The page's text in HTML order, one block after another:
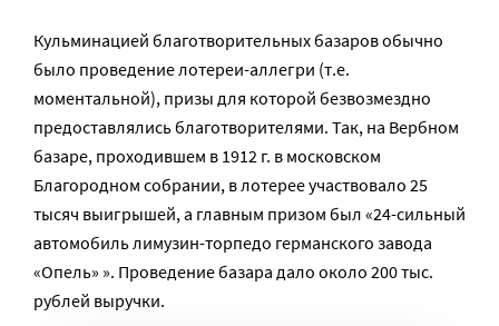
Кульминацией благотворительных базаров обычно
было проведение лотереи-аллегри (т.е.
моментальной), призы для которой безвозмездно
предоставлялись благотворителями. Так, на Вербном
базаре, проходившем в 1912 г. в московском
Благородном собрании, в лотерее участвовало 25
тысяч выигрышей, а главным призом был «24-сильный
автомобиль лимузин-торпедо германского завода
«Опель» ». Проведение базара дало около 200 тыс.
рублей выручки.